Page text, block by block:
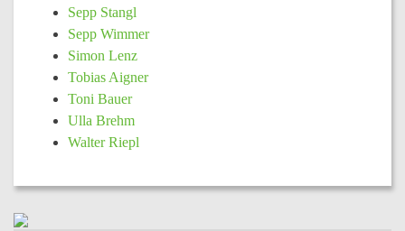
Sepp Stangl
Sepp Wimmer
Simon Lenz
Tobias Aigner
Toni Bauer
Ulla Brehm
Walter Riepl